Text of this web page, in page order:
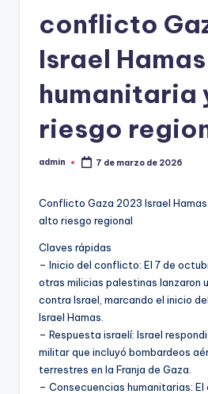
conflicto
Israel
humanitaria
riesgo
Publicado
admin 7 de marzo de 2026
Conflicto Gaza 2023 Israel
alto riesgo regional
Claves rápidas
– Inicio del conflicto: El 7 de
otras milicias palestinas lanzaron
contra Israel, marcando el inicio
Israel Hamas.
– Respuesta israelí: Israel
militar que incluyó bombardeos
terrestres en la Franja de Gaza.
– Consecuencias humanitarias: